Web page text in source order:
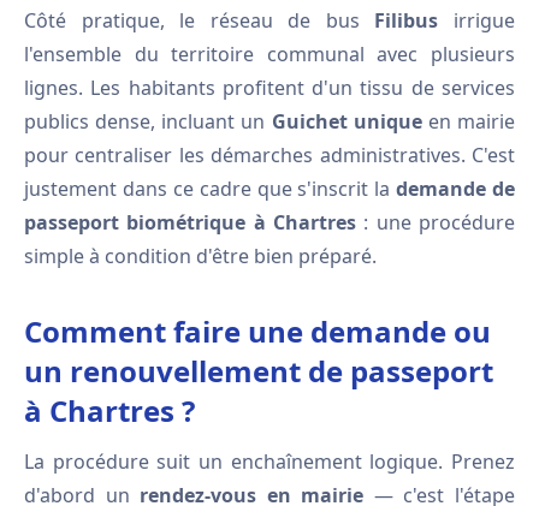
Côté pratique, le réseau de bus Filibus irrigue
l'ensemble du territoire communal avec plusieurs
lignes. Les habitants profitent d'un tissu de services
publics dense, incluant un Guichet uniqueen mairie
pour centraliser les démarches administratives. C'est
justement dans ce cadre que s'inscrit lademande de
passeport biométrique à Chartres : une procédure
simple à condition d'être bien préparé.
Comment faire une demande ou
un renouvellement de passeport
à Chartres ?
La procédure suit un enchaînement logique. Prenez
d'abord un rendez-vous en mairie — c'est l'étape